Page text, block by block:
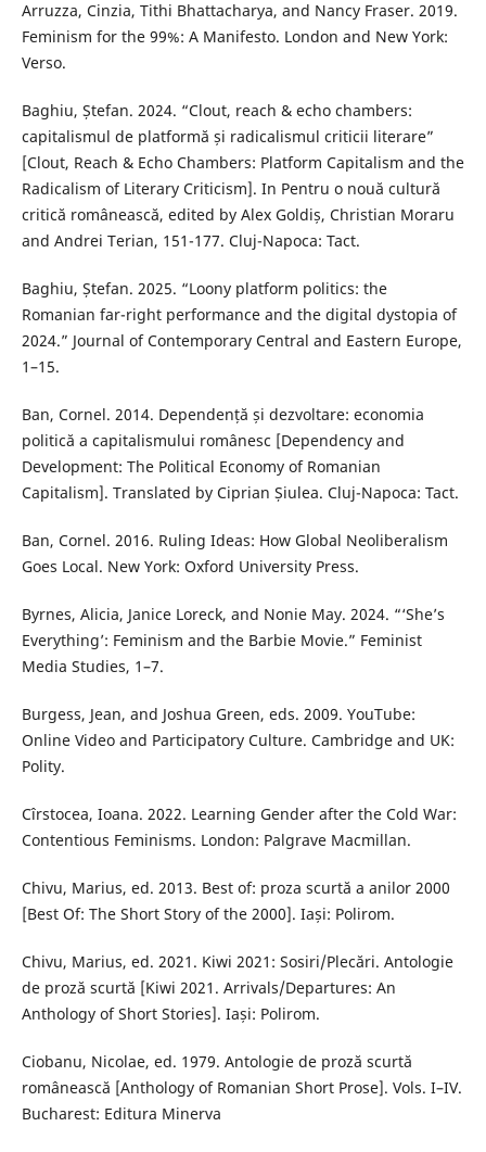
Arruzza, Cinzia, Tithi Bhattacharya, and Nancy Fraser. 2019.
Feminism for the 99%: A Manifesto. London and New York:
Verso.
Baghiu, Ștefan. 2024. “Clout, reach & echo chambers:
capitalismul de platformă și radicalismul criticii literare”
[Clout, Reach & Echo Chambers: Platform Capitalism and the
Radicalism of Literary Criticism]. In Pentru o nouă cultură
critică românească, edited by Alex Goldiș, Christian Moraru
and Andrei Terian, 151-177. Cluj-Napoca: Tact.
Baghiu, Ștefan. 2025. “Loony platform politics: the
Romanian far-right performance and the digital dystopia of
2024.” Journal of Contemporary Central and Eastern Europe,
1–15.
Ban, Cornel. 2014. Dependență și dezvoltare: economia
politică a capitalismului românesc [Dependency and
Development: The Political Economy of Romanian
Capitalism]. Translated by Ciprian Șiulea. Cluj-Napoca: Tact.
Ban, Cornel. 2016. Ruling Ideas: How Global Neoliberalism
Goes Local. New York: Oxford University Press.
Byrnes, Alicia, Janice Loreck, and Nonie May. 2024. “‘She’s
Everything’: Feminism and the Barbie Movie.” Feminist
Media Studies, 1–7.
Burgess, Jean, and Joshua Green, eds. 2009. YouTube:
Online Video and Participatory Culture. Cambridge and UK:
Polity.
Cîrstocea, Ioana. 2022. Learning Gender after the Cold War:
Contentious Feminisms. London: Palgrave Macmillan.
Chivu, Marius, ed. 2013. Best of: proza scurtă a anilor 2000
[Best Of: The Short Story of the 2000]. Iași: Polirom.
Chivu, Marius, ed. 2021. Kiwi 2021: Sosiri/Plecări. Antologie
de proză scurtă [Kiwi 2021. Arrivals/Departures: An
Anthology of Short Stories]. Iași: Polirom.
Ciobanu, Nicolae, ed. 1979. Antologie de proză scurtă
românească [Anthology of Romanian Short Prose]. Vols. I–IV.
Bucharest: Editura Minerva